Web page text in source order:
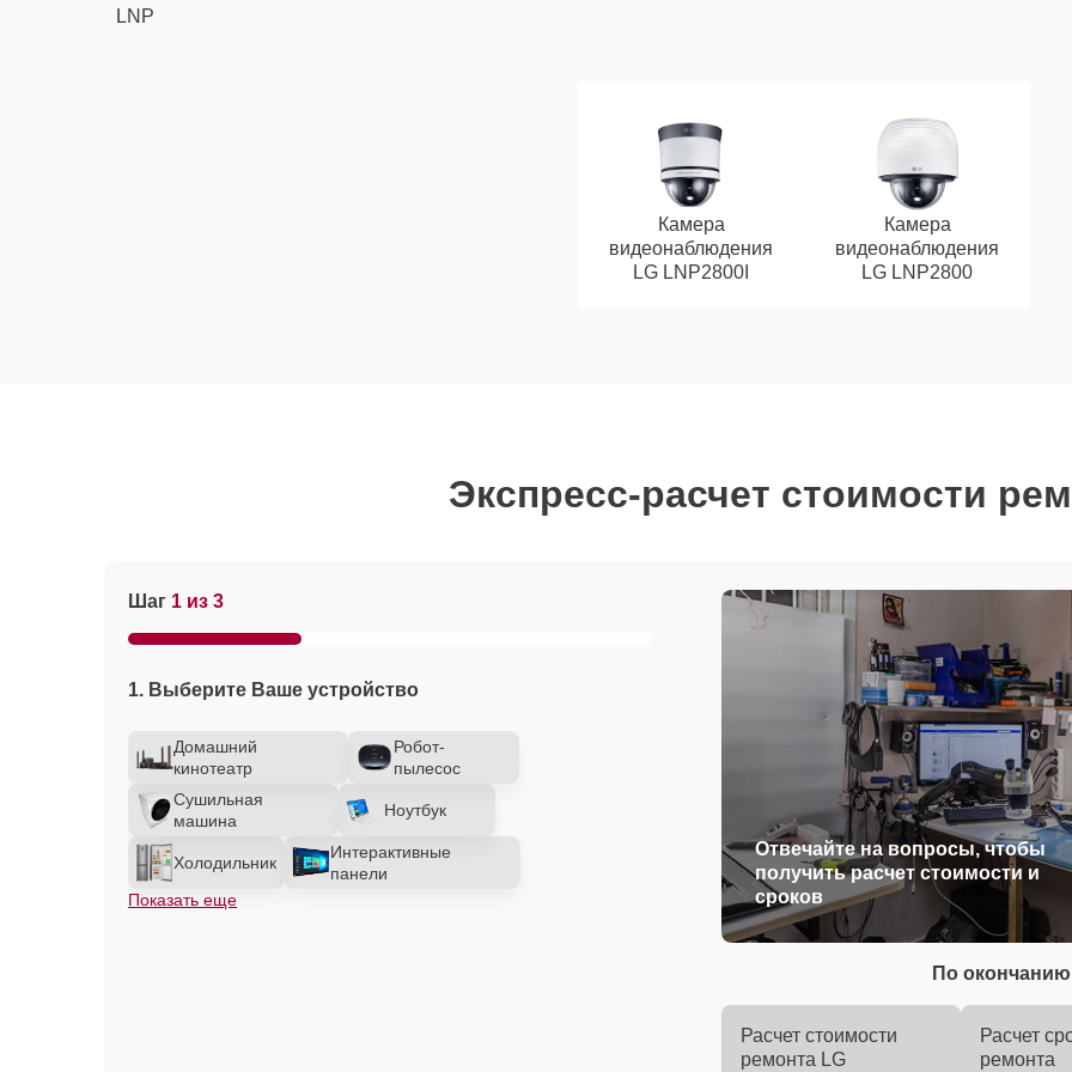
LNP
Камера
видеонаблюдения
LG LNP2800I
Камера
видеонаблюдения
LG LNP2800
Экспресс-расчет стоимости
Шаг 1 из 3
1. Выберите Ваше устройство
Домашний
кинотеатр
Робот-
пылесос
Сушильная
машина
Ноутбук
Холодильник
Интерактивные
панели
Показать еще
Отвечайте на вопросы, чтобы
получить расчет стоимости и
сроков
По окончанию
Расчет стоимости
ремонта LG
Расчет
ремонта